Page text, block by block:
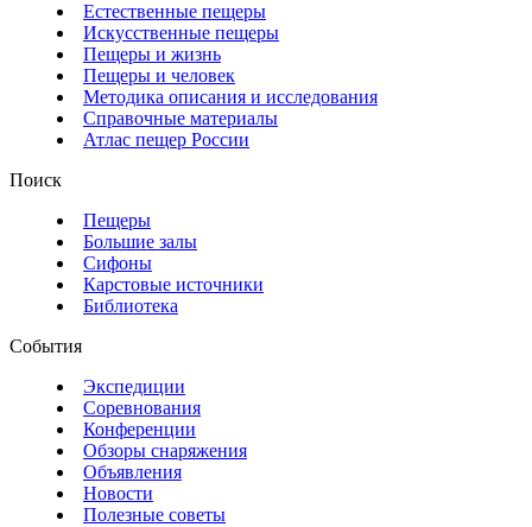
Естественные пещеры
Искусственные пещеры
Пещеры и жизнь
Пещеры и человек
Методика описания и исследования
Справочные материалы
Атлас пещер России
Поиск
Пещеры
Большие залы
Сифоны
Карстовые источники
Библиотека
События
Экспедиции
Соревнования
Конференции
Обзоры снаряжения
Объявления
Новости
Полезные советы